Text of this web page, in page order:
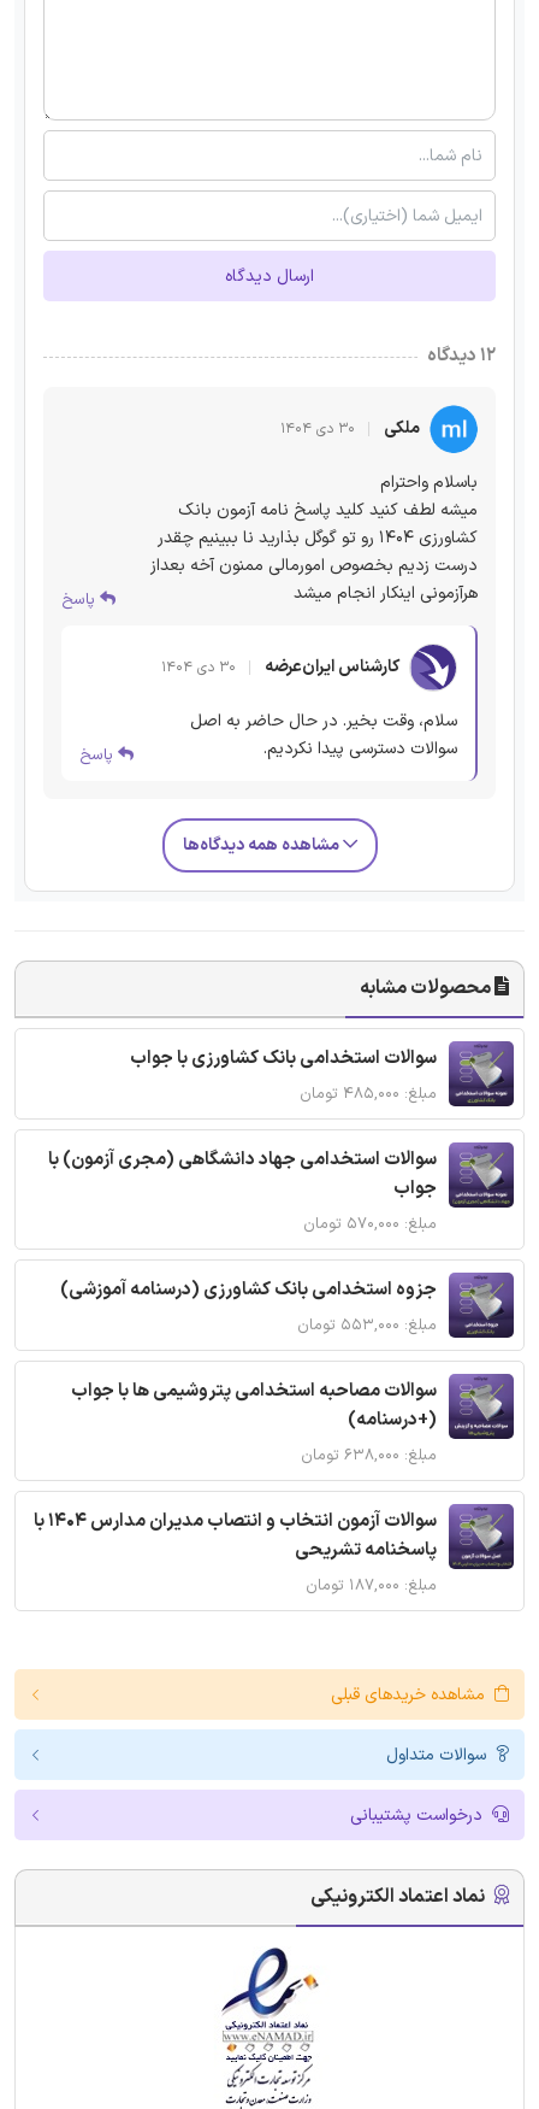
ارسال دیدگاه
۱۲ دیدگاه
ملکی ۳۰ دی ۱۴۰۴
باسلام واحترام
میشه لطف کنید کلید پاسخ نامه آزمون بانک
کشاورزی ۱۴۰۴ رو تو گوگل بذارید نا ببینیم چقدر
درست زدیم بخصوص امورمالی ممنون آخه بعداز
هرآزمونی اینکار انجام میشد
پاسخ
کارشناس ایران‌عرضه ۳۰ دی ۱۴۰۴
سلام، وقت بخیر. در حال حاضر به اصل
سوالات دسترسی پیدا نکردیم.
پاسخ
مشاهده همه دیدگاه‌ها
محصولات مشابه
سوالات استخدامی بانک کشاورزی با جواب
مبلغ: ۴۸۵,۰۰۰ تومان
سوالات استخدامی جهاد دانشگاهی (مجری آزمون) با
جواب
مبلغ: ۵۷۰,۰۰۰ تومان
جزوه استخدامی بانک کشاورزی (درسنامه آموزشی)
مبلغ: ۵۵۳,۰۰۰ تومان
سوالات مصاحبه استخدامی پتروشیمی ها با جواب
(+درسنامه)
مبلغ: ۶۳۸,۰۰۰ تومان
سوالات آزمون انتخاب و انتصاب مدیران مدارس 1404 با
پاسخنامه تشریحی
مبلغ: ۱۸۷,۰۰۰ تومان
مشاهده خریدهای قبلی
سوالات متداول
درخواست پشتیبانی
نماد اعتماد الکترونیکی